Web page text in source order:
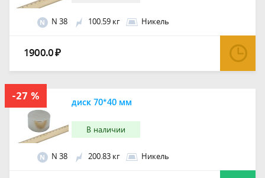
N N 38 100.59 кг Никель
1900.0₽
В наличии
диск 70*40 мм
N N 38 200.83 кг Никель